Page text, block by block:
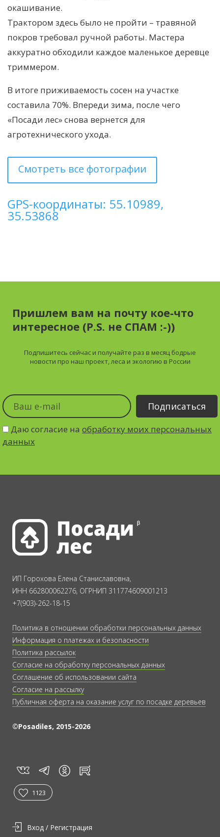
окашивание.
Трактором здесь было не пройти – травяной
покров требовал ручной работы. Мастера
аккуратно обходили каждое маленькое деревце
триммером.
В итоге приживаемость сосен на участке
составила 70%. Впереди зима, после чего
«Посади лес» снова вернется для
агротехнического ухода.
Смотреть все фотографии
GPS-координаты: 55.10989,
35.53868
Пришлем вам на почту кое-что
интересное (P.S. не СПАМ :-))
Подпишитесь сейчас и получайте раз в месяц бодрые
новости про наш проект, леса и экологию в России
Даю согласие на обработку моих персональных
данных
ИП Горохова Елена Станиславовна,
ИНН 662800062276, ОГРНИП 311774609001213
+7(903)-262-18-15
Политика в отношении обработки персональных данных
Информация о платежах и безопасности
Политика рассылок
Согласие на обработку персональных данных
Соглашение об использовании сайта
Согласие на рассылку
Публичная оферта на оказание услуг по посадке деревьев
©Posadiles, 2015-2026
vk tg in rt
1123
Вход / Регистрация